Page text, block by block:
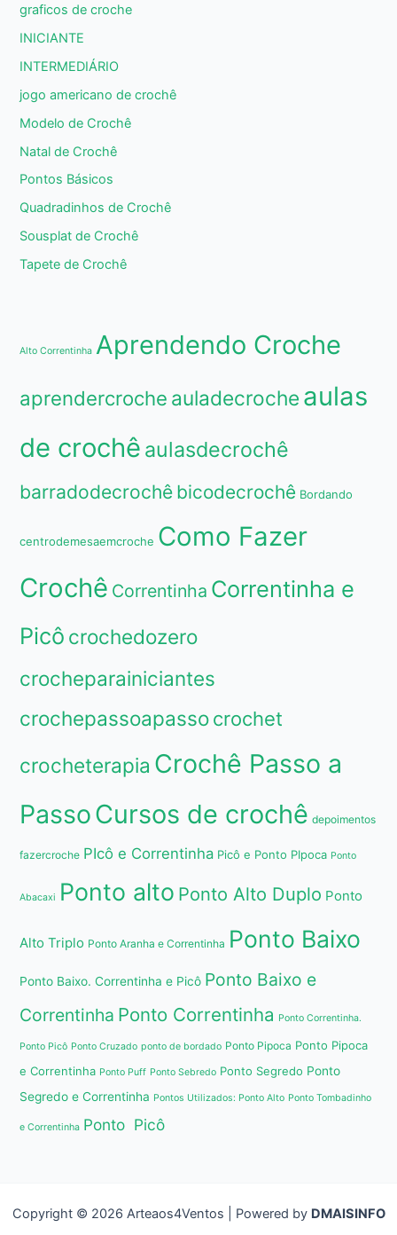
graficos de croche
INICIANTE
INTERMEDIÁRIO
jogo americano de crochê
Modelo de Crochê
Natal de Crochê
Pontos Básicos
Quadradinhos de Crochê
Sousplat de Crochê
Tapete de Crochê
Alto Correntinha Aprendendo Croche
aprendercroche auladecroche aulas
de crochê aulasdecrochê
barradodecrochê bicodecrochê Bordando
centrodemesaemcroche Como Fazer
Crochê Correntinha Correntinha e
Picô crochedozero
crocheparainiciantes
crochepassoapassocrochet
crocheterapia Crochê Passo a
PassoCursos de crochê depoimentos
fazercroche PIcô e Correntinha Picô e Ponto PIpoca Ponto
Abacaxi Ponto alto Ponto Alto Duplo Ponto
Alto Triplo Ponto Aranha e Correntinha Ponto Baixo
Ponto Baixo. Correntinha e Picô Ponto Baixo e
Correntinha Ponto Correntinha Ponto Correntinha.
Ponto Picô Ponto Cruzado ponto de bordado Ponto Pipoca Ponto Pipoca
e Correntinha Ponto Puff Ponto Sebredo Ponto Segredo Ponto
Segredo e Correntinha Pontos Utilizados: Ponto Alto Ponto Tombadinho
e Correntinha Ponto Picô
Copyright © 2026 Arteaos4Ventos | Powered by DMAISINFO